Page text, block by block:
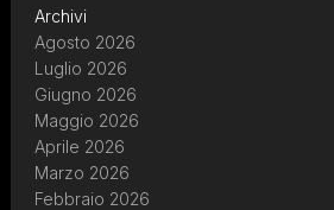
Archivi
Agosto 2026
Luglio 2026
Giugno 2026
Maggio 2026
Aprile 2026
Marzo 2026
Febbraio 2026